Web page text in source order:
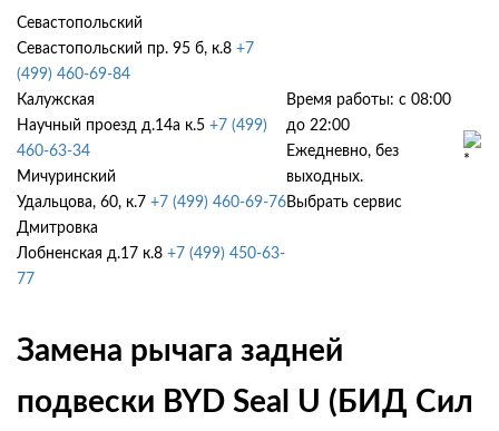
Севастопольский
Севастопольский пр. 95 б, к.8 +7
(499) 460-69-84
Калужская
Научный проезд д.14а к.5 +7 (499)
460-63-34
Мичуринский
Удальцова, 60, к.7 +7 (499) 460-69-76
Дмитровка
Лобненская д.17 к.8 +7 (499) 450-63-
77
Время работы: с 08:00
до 22:00
Ежедневно, без
выходных.
Выбрать сервис
Замена рычага задней
подвески BYD Seal U (БИД Сил